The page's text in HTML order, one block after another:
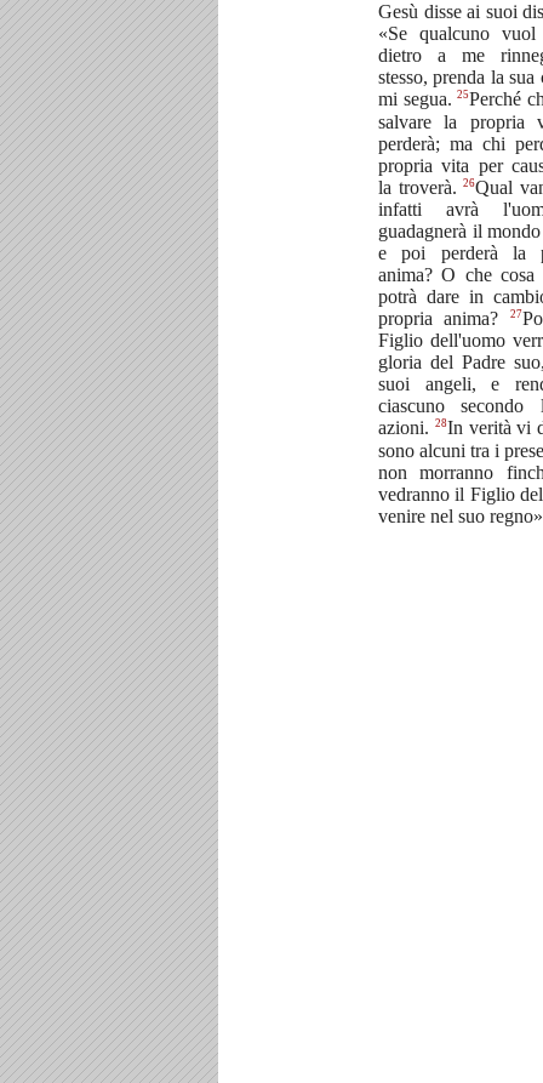
Gesù disse ai suoi
«Se qualcuno vuol
dietro a me
stesso, prenda la sua
mi segua. 25Perché
salvare la propria
perderà; ma chi
propria vita per
la troverà.26Qual
infatti avrà
guadagnerà il
e poi perderà la
anima? O che cosa
potrà dare in
propria anima?
27
Figlio dell'uomo
gloria del Padre
suoi angeli, e
ciascuno secondo
azioni. 28In verità vi
sono alcuni tra i
non morranno
vedranno il Figlio
venire nel suo